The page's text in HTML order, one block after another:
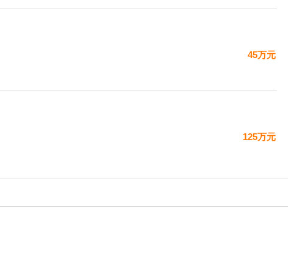
45万元
125万元